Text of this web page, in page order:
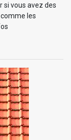
si vous avez des
les